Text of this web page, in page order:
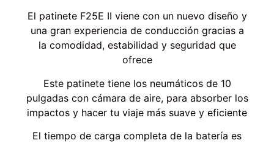
El patinete F25E II viene con un nuevo diseño y
una gran experiencia de conducción gracias a
la comodidad, estabilidad y seguridad que
ofrece
Este patinete tiene los neumáticos de 10
pulgadas con cámara de aire, para absorber los
impactos y hacer tu viaje más suave y eficiente
El tiempo de carga completa de la batería es